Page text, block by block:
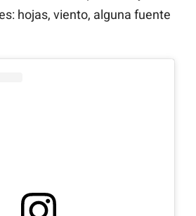
hojas, viento, alguna fuente